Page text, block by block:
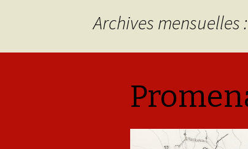
Archives mensuelles